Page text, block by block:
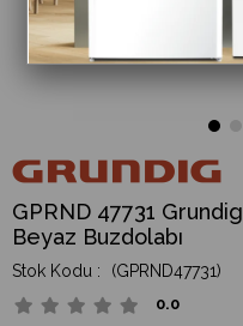
GPRND 47731
Beyaz Buzdolabı
(GPRND47731)
0.0